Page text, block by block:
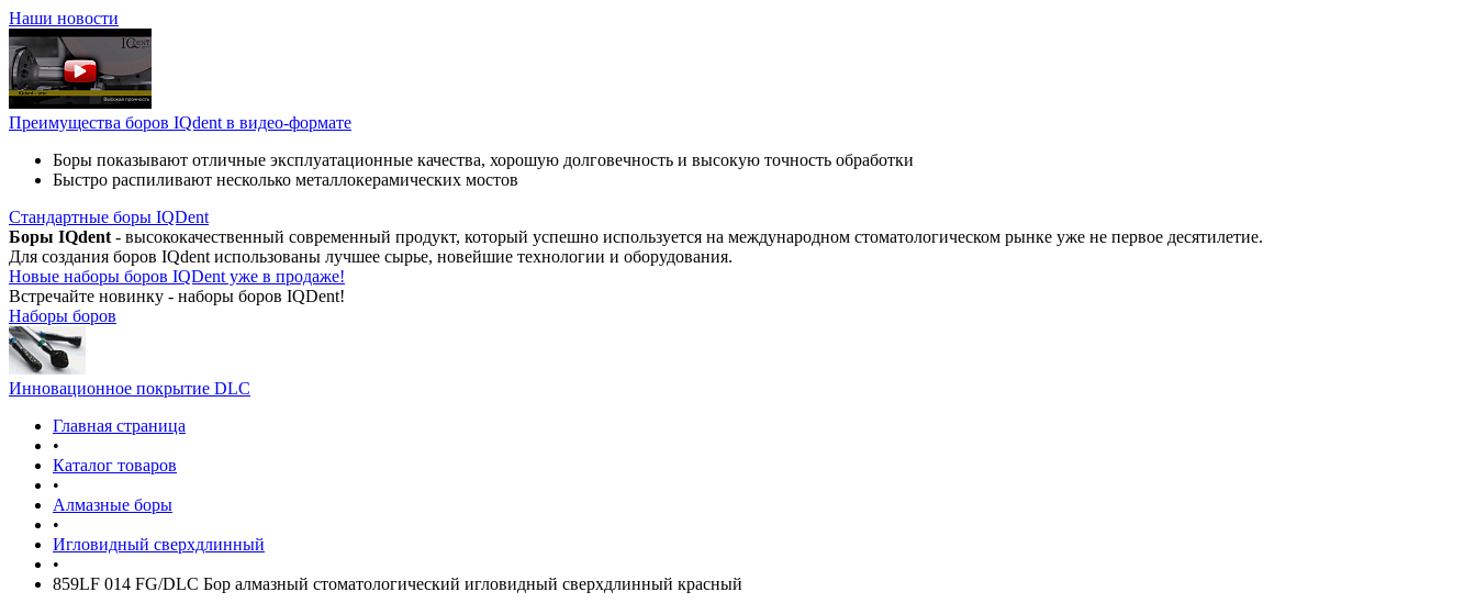
Наши новости
Преимущества боров IQdent в видео-формате
Боры показывают отличные эксплуатационные качества, хорошую долговечность и высокую точность обработки
Быстро распиливают несколько металлокерамических мостов
Стандартные боры IQDent
Боры IQdent - высококачественный современный продукт, который успешно используется на международном стоматологическом рынке уже не первое десятилетие.
Для создания боров IQdent использованы лучшее сырье, новейшие технологии и оборудования.
Новые наборы боров IQDent уже в продаже!
Встречайте новинку - наборы боров IQDent!
Наборы боров
Инновационное покрытие DLC
Главная страница
•
Каталог товаров
•
Алмазные боры
•
Игловидный сверхдлинный
•
859LF 014 FG/DLC Бор алмазный стоматологический игловидный сверхдлинный красный